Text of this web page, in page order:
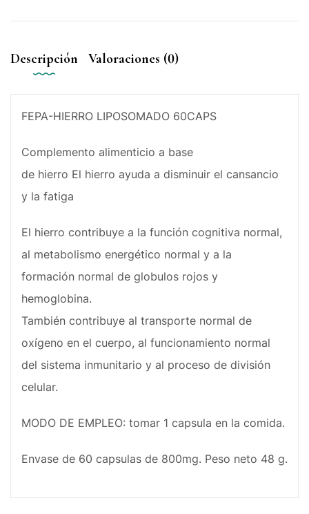
Descripción Valoraciones (0)
FEPA-HIERRO LIPOSOMADO 60CAPS
Complemento alimenticio a base
de hierro El hierro ayuda a disminuir el cansancio
y la fatiga
El hierro contribuye a la función cognitiva normal,
al metabolismo energético normal y a la
formación normal de globulos rojos y
hemoglobina.
También contribuye al transporte normal de
oxígeno en el cuerpo, al funcionamiento normal
del sistema inmunitario y al proceso de división
celular.
MODO DE EMPLEO: tomar 1 capsula en la comida.
Envase de 60 capsulas de 800mg. Peso neto 48 g.